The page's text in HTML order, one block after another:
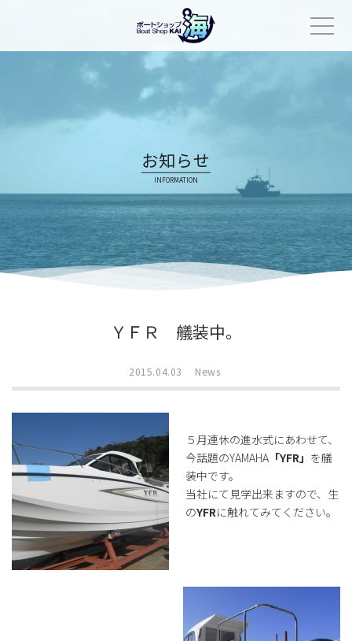
お知らせ
INFORMATION
ＹＦＲ 艤装中。
2015.04.03 News
５月連休の進水式にあわせて、
今話題のYAMAHA 「YFR」 を艤
装中です。
当社にて見学出来ますので、生
のYFRに触れてみてください。